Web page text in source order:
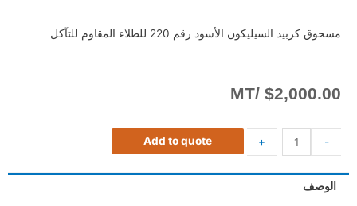
مسحوق كربيد السيليكون الأسود رقم 220 للطلاء المقاوم للتآكل
$2,000.00
/MT
-
+
Add to quote
الوصف